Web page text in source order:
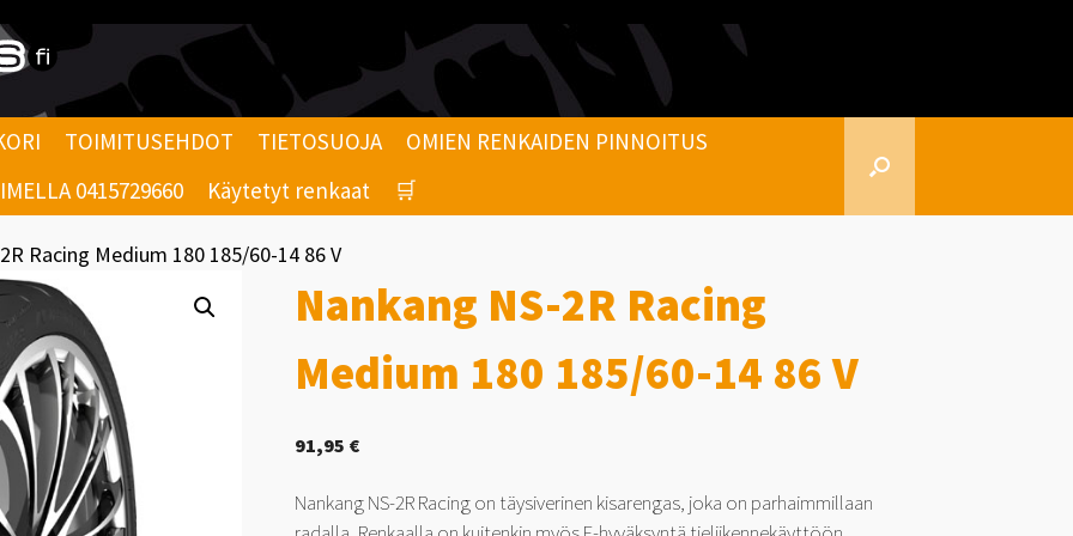
TOIMITUSEHDOT TIETOSUOJA
OMIEN RENKAIDEN PINNOITUS
0415729660 Käytetyt renkaat 🛒
Racing Medium 180 185/60-14 86 V
Nankang NS-2R Racing
Medium 180 185/60-14 86 V
91,95 €
Nankang NS-2R Racing on täysiverinen kisarengas, joka on parhaimmillaan